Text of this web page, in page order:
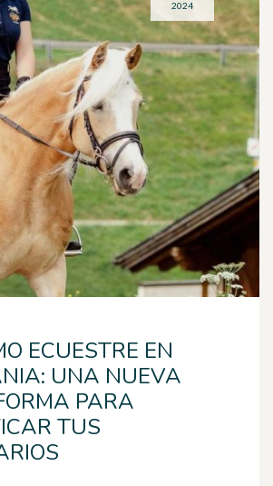
ECUESTRE EN
UNA NUEVA
PARA
TUS
2024